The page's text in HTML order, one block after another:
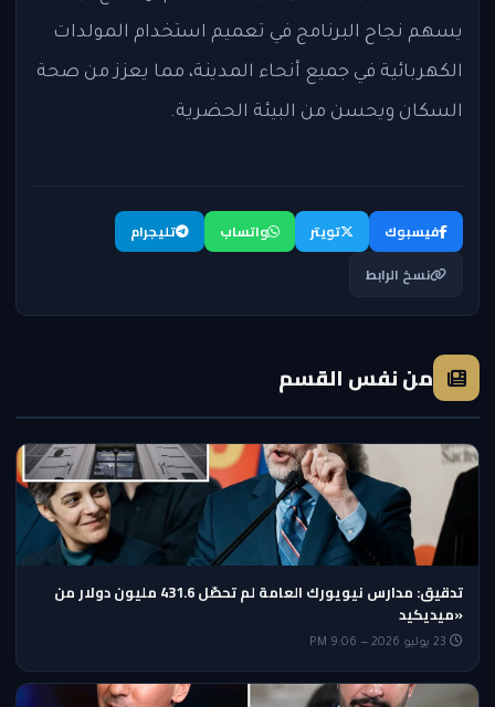
يسهم نجاح البرنامج في تعميم استخدام المولدات
الكهربائية في جميع أنحاء المدينة، مما يعزز من صحة
السكان ويحسن من البيئة الحضرية.
فيسبوك تويتر واتساب
تليجرام
نسخ الرابط
من نفس القسم
تدقيق: مدارس نيويورك العامة لم تحصّل 431.6 مليون دولار من
«ميديكيد